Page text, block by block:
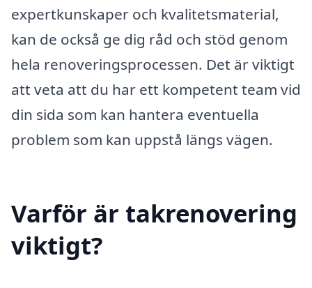
expertkunskaper och kvalitetsmaterial,
kan de också ge dig råd och stöd genom
hela renoveringsprocessen. Det är viktigt
att veta att du har ett kompetent team vid
din sida som kan hantera eventuella
problem som kan uppstå längs vägen.
Varför är takrenovering
viktigt?